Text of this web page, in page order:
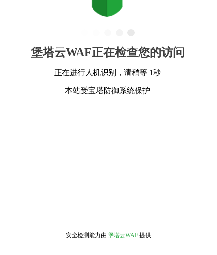
堡塔云WAF正在检查您的访问
正在进行人机识别，请稍等 1秒
本站受宝塔防御系统保护
安全检测能力由 堡塔云WAF 提供